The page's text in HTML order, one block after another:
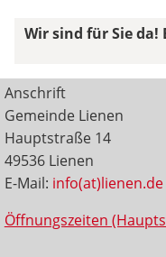
Wir sind für Sie
Anschrift
Gemeinde Lienen
Hauptstraße 14
49536 Lienen
E-Mail: info(at)lienen.de
Öffnungszeiten